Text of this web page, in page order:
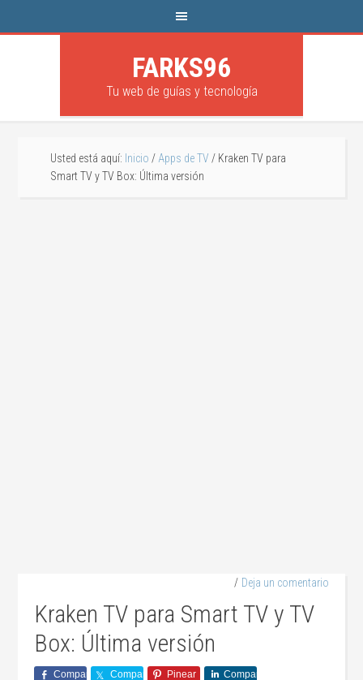
FARKS96
Tu web de guías y tecnología
Usted está aquí: Inicio / Apps de TV / Kraken TV para
Smart TV y TV Box: Última versión
Deja un comentario
Kraken TV para Smart TV y TV
Box: Última versión
Comparte Comparte Pinear Comparte